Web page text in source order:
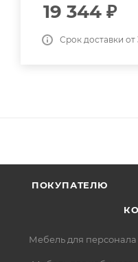
19 344 ₽
Срок доставки от
ПОКУПАТЕЛЮ
Мебель для персонала